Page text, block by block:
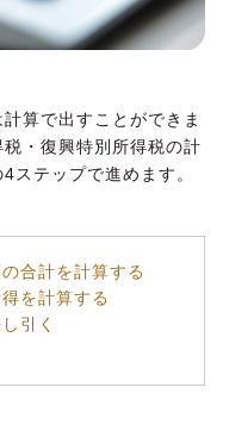
算で出すことができま
・復興特別所得税の計
ステップで進めます。
合計を計算する
を計算する
引く